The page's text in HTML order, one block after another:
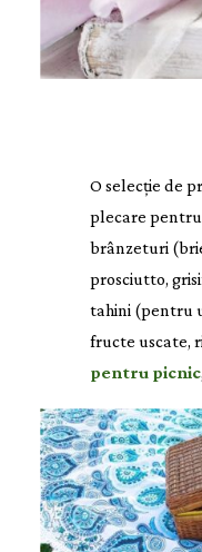
O selecție de
plecare
brânzeturi
prosciutto,
tahini (pentru
fructe uscate,
pentru picnic